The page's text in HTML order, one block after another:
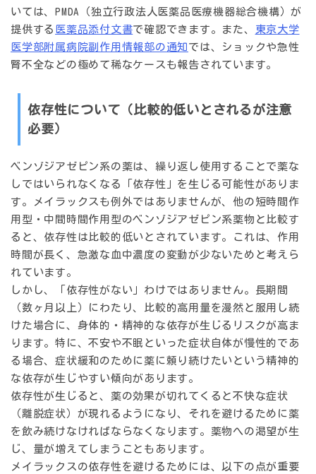
いては、PMDA（独立行政法人医薬品医療機器総合機構）が
提供する 医薬品添付文書で確認できます。また、 東京大学
医学部附属病院副作用情報部の通知 では、ショックや急性
腎不全などの極めて稀なケースも報告されています。
依存性について（比較的低いとされるが注意
必要）
ベンゾジアゼピン系の薬は、繰り返し使用することで薬な
しではいられなくなる
「依存性」 を生じる可能性がありま
す。メイラックスも例外ではありませんが、 他の短時間作
用型・中間時間作用型のベンゾジアゼピン系薬物と比較す
ると、依存性は比較的低い とされています。これは、作用
時間が長く、急激な血中濃度の変動が少ないためと考えら
れています。
しかし、「依存性がない」わけではありません。 長期間
（数ヶ月以上）にわたり、比較的高用量を漫然と服用し続
けた場合 に、身体的・精神的な依存が生じるリスクが高ま
ります。特に、不安や不眠といった症状自体が慢性的であ
る場合、症状緩和のために薬に頼り続けたいという精神的
な依存が生じやすい傾向があります。
依存性が生じると、薬の効果が切れてくると不快な症状
（離脱症状）が現れるようになり、それを避けるために薬
を飲み続けなければならなくなります。薬物への渇望が生
じ、量が増えてしまうこともあります。
メイラックスの依存性を避けるためには、以下の点が重要